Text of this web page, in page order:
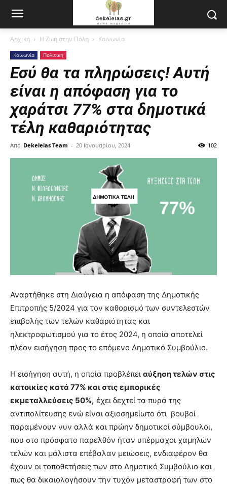
Αρχική Η Ζωή στην Πόλη Κοινωνία
Κοινωνία Πολιτική
Εσύ θα τα πληρώσεις! Αυτή
είναι η απόφαση για το
χαράτσι 77% στα δημοτικά
τέλη καθαριότητας
Από Dekeleias Team - 20 Ιανουαρίου, 2024 102
Αναρτήθηκε στη Διαύγεια η απόφαση της Δημοτικής
Επιτροπής 5/2024 για τον καθορισμό των συντελεστών
επιβολής των τελών καθαριότητας και
ηλεκτροφωτισμού για το έτος 2024, η οποία αποτελεί
πλέον εισήγηση προς το επόμενο Δημοτικό Συμβούλιο.
Η εισήγηση αυτή, η οποία προβλέπει αύξηση τελών στις
κατοικίες κατά 77% και στις εμπορικές
εκμεταλλεύσεις 50%, έχει δεχτεί τα πυρά της
αντιπολίτευσης ενώ είναι αξιοσημείωτο ότι βουβοί
παραμένουν νυν αλλά και πρώην δημοτικοί σύμβουλοι,
που στο πρόσφατο παρελθόν ήταν υπέρμαχοι χαμηλών
τελών και μάλιστα επέβαλαν μειώσεις, ενδιαφέρον θα
έχουν οι τοποθετήσεις των στο Δημοτικό Συμβούλιο και
πως θα δικαιολογήσουν την τυχόν μεταστροφή των στο